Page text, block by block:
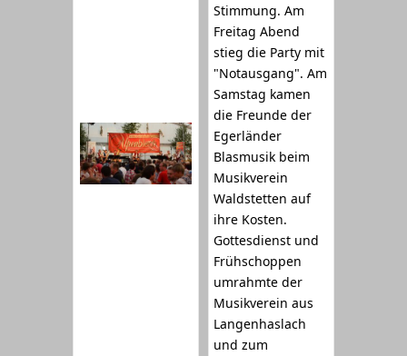
Stimmung. Am
Freitag Abend
stieg die Party mit
"Notausgang". Am
Samstag kamen
die Freunde der
Egerländer
Blasmusik beim
Musikverein
Waldstetten auf
ihre Kosten.
Gottesdienst und
Frühschoppen
umrahmte der
Musikverein aus
Langenhaslach
und zum